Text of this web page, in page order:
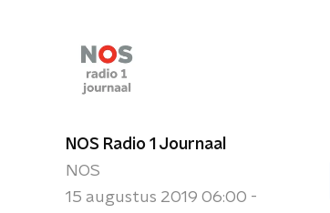
NOS Radio 1 Journaal
NOS
15 augustus 2019 06:00 -